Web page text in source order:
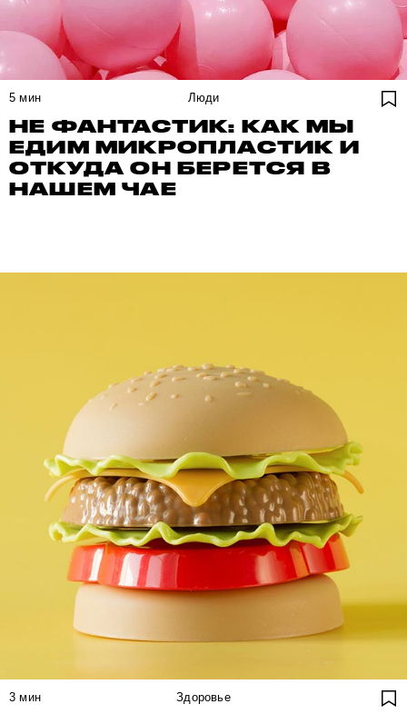
5 мин Люди
НЕ ФАНТАСТИК: КАК МЫ
ЕДИМ МИКРОПЛАСТИК И
ОТКУДА ОН БЕРЕТСЯ В
НАШЕМ ЧАЕ
3 мин Здоровье